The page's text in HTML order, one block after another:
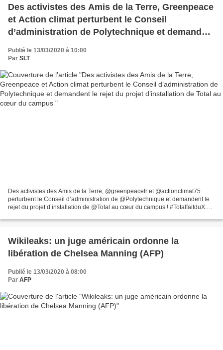
Des activistes des Amis de la Terre, Greenpeace
et Action climat perturbent le Conseil
d’administration de Polytechnique et demandent
du campus
Publié le 13/03/2020 à 10:00
Par SLT
Des activistes des Amis de la Terre, @greenpeacefr et @actionclimat75
perturbent le Conseil d’administration de @Polytechnique et demandent le
rejet du projet d’installation de @Total au cœur du campus ! #TotalfaitduX.
Wikileaks: un juge américain ordonne la
libération de Chelsea Manning (AFP)
Publié le 13/03/2020 à 08:00
Par AFP